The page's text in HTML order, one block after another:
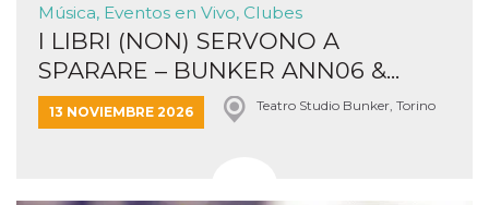
Música, Eventos en Vivo, Clubes
I LIBRI (NON) SERVONO A
SPARARE – BUNKER ANN06 &...
13 NOVIEMBRE 2026 Teatro Studio Bunker, Torino